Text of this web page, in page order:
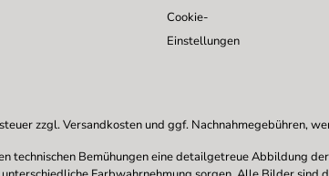
Cookie-
Einstellungen
zzgl.Versandkosten und ggf. Nachnahmegebühren,
technischen Bemühungen eine detailgetreue Abbildung